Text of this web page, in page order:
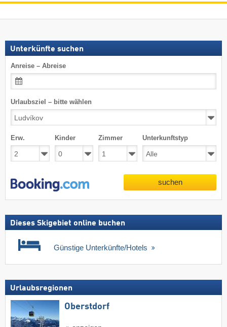
Unterkünfte suchen
Anreise – Abreise
Urlaubsziel – bitte wählen
Erw. Kinder Zimmer Unterkunftstyp
suchen
Dieses Skigebiet online buchen
Günstige Unterkünfte/Hotels
Urlaubsregionen
Oberstdorf